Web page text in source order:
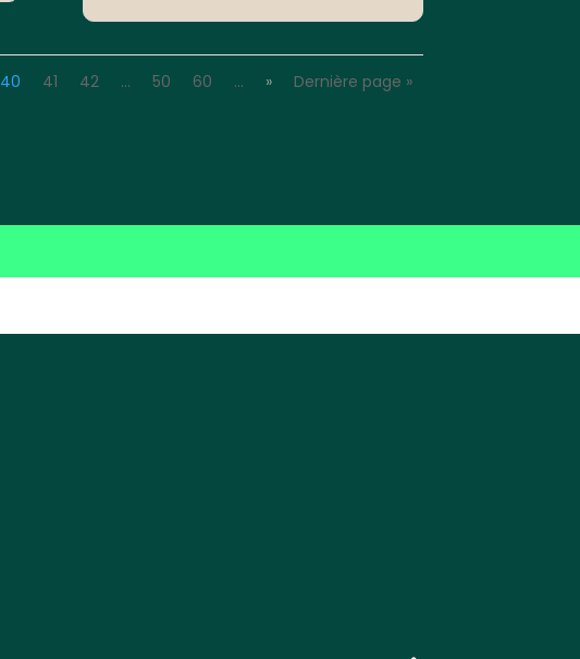
40 41 42 … 50 60 … » Dernière page »